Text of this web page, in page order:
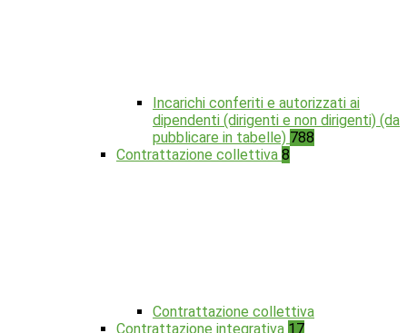
Incarichi conferiti e autorizzati ai
dipendenti (dirigenti e non dirigenti) (da
pubblicare in tabelle) 788
Contrattazione collettiva 8
Contrattazione collettiva
Contrattazione integrativa 17